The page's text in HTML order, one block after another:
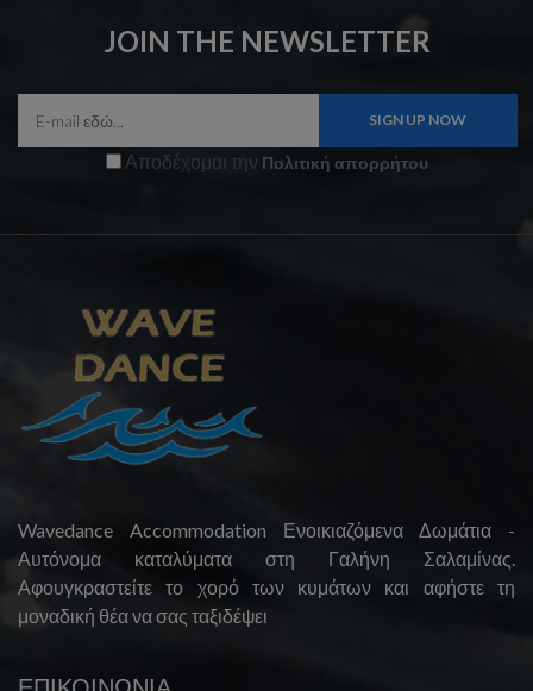
JOIN THE NEWSLETTER
Αποδέχομαι την Πολιτική απορρήτου
Wavedance Accommodation Ενοικιαζόμενα Δωμάτια -
Αυτόνομα καταλύματα στη Γαλήνη Σαλαμίνας.
Αφουγκραστείτε το χορό των κυμάτων και αφήστε τη
μοναδική θέα να σας ταξιδέψει